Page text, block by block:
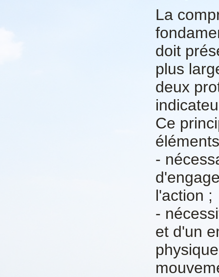
La
doit
plus
deux
Ce
-
l'action ;
-
et d'un